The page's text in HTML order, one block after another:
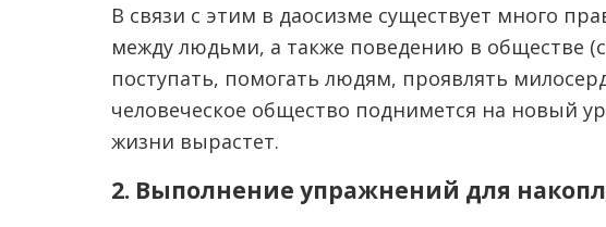
В связи с этим в даосизме существует много
между людьми, а также поведению в обществе
поступать, помогать людям, проявлять
человеческое общество поднимется на новый
жизни вырастет.
2. Выполнение упражнений для